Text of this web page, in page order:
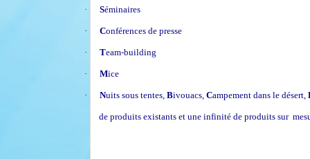
· Séminaires
· Conférences de presse
· Team-building
· Mice
· Nuits sous tentes, Bivouacs, Campement dans le désert,
de produits existants et une infinité de produits sur